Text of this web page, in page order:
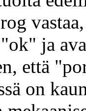
ja
että
on